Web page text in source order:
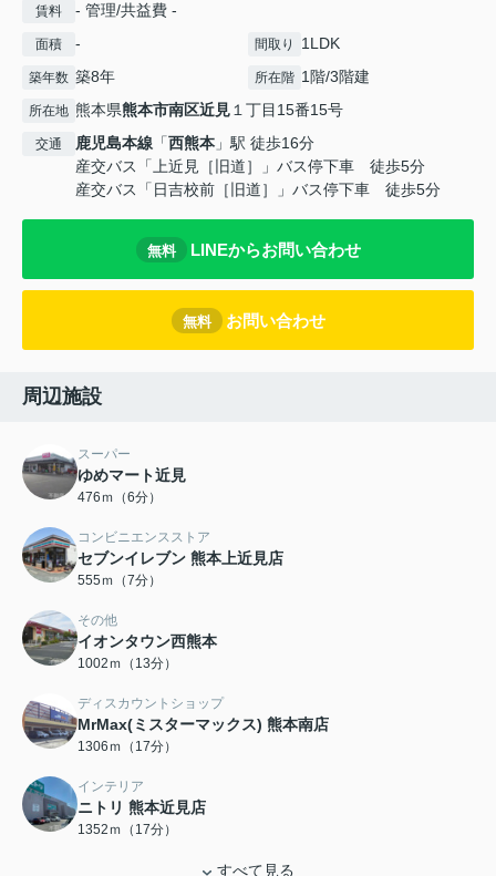
賃料 - 管理/共益費 -
面積 - 間取り 1LDK
築年数 築8年 所在階 1階/3階建
所在地 熊本県熊本市南区近見１丁目15番15号
交通 鹿児島本線 「西熊本 」駅 徒歩16分
産交バス「上近見［旧道］」バス停下車 徒歩5分
産交バス「日吉校前［旧道］」バス停下車 徒歩5分
無料 LINEからお問い合わせ
無料 お問い合わせ
周辺施設
スーパー
ゆめマート近見
476ｍ（6分）
コンビニエンスストア
セブンイレブン 熊本上近見店
555ｍ（7分）
その他
イオンタウン西熊本
1002ｍ（13分）
ディスカウントショップ
MrMax(ミスターマックス) 熊本南店
1306ｍ（17分）
インテリア
ニトリ 熊本近見店
1352ｍ（17分）
すべて見る